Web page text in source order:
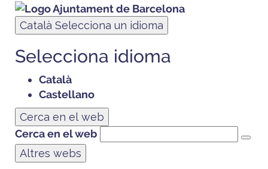
Català Selecciona un idioma
Selecciona idioma
Català
Castellano
Cerca en el web
Cerca en el web
Altres webs